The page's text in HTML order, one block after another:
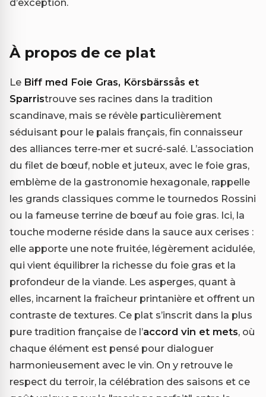
d’exception.
À propos de ce plat
Le Biff med Foie Gras, Körsbärssås et
Sparristrouve ses racines dans la tradition
scandinave, mais se révèle particulièrement
séduisant pour le palais français, fin connaisseur
des alliances terre-mer et sucré-salé. L’association
du filet de bœuf, noble et juteux, avec le foie gras,
emblème de la gastronomie hexagonale, rappelle
les grands classiques comme le tournedos Rossini
ou la fameuse terrine de bœuf au foie gras. Ici, la
touche moderne réside dans la sauce aux cerises :
elle apporte une note fruitée, légèrement acidulée,
qui vient équilibrer la richesse du foie gras et la
profondeur de la viande. Les asperges, quant à
elles, incarnent la fraîcheur printanière et offrent un
contraste de textures. Ce plat s’inscrit dans la plus
pure tradition française de l’accord vin et mets, où
chaque élément est pensé pour dialoguer
harmonieusement avec le vin. On y retrouve le
respect du terroir, la célébration des saisons et ce